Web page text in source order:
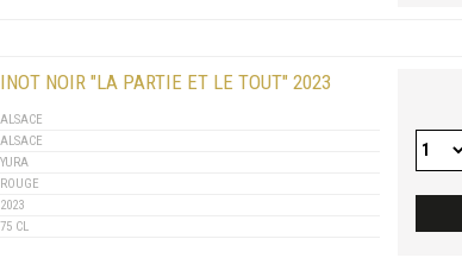
NOIR "LA PARTIE ET LE TOUT" 2023
ALSACE
ALSACE
YURA
ROUGE
2023
75 CL